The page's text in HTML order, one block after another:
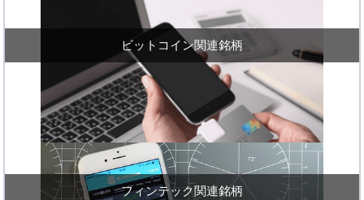
ビットコイン関連銘柄
フィンテック関連銘柄